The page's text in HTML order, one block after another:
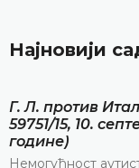
Најновији
Г. Л. против
59751/15, 10.
године)
Немогућност